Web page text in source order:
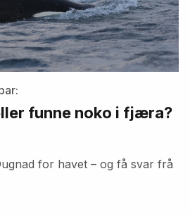
funne noko i fjæra?
for havet – og få svar frå